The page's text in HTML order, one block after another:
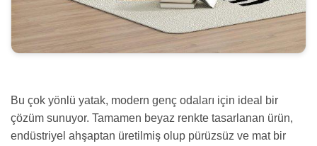
Bu çok yönlü yatak, modern genç odaları için ideal bir
çözüm sunuyor. Tamamen beyaz renkte tasarlanan ürün,
endüstriyel ahşaptan üretilmiş olup pürüzsüz ve mat bir